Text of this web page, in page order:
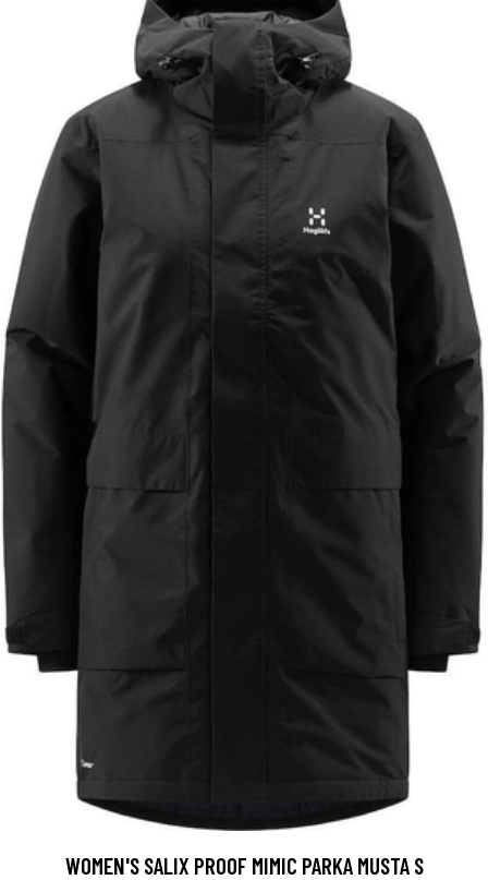
WOMEN'S SALIX PROOF MIMIC PARKA MUSTA S